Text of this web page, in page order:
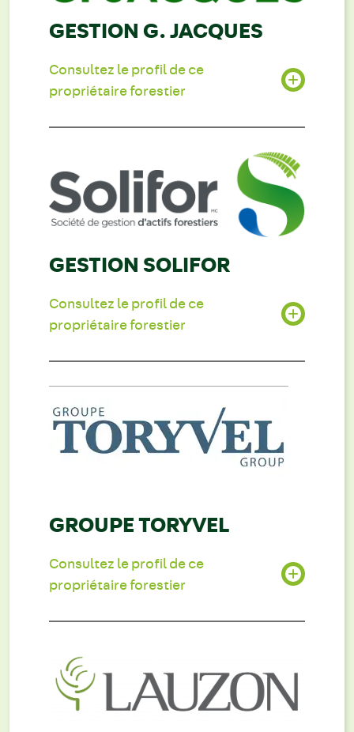
GESTION G. JACQUES
Consultez le profil de ce
propriétaire forestier
GESTION SOLIFOR
Consultez le profil de ce
propriétaire forestier
GROUPE TORYVEL
Consultez le profil de ce
propriétaire forestier